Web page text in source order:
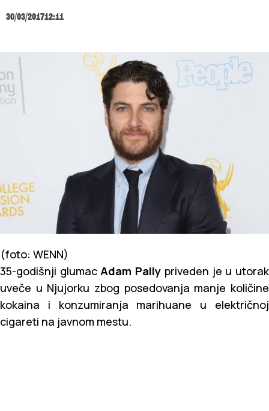
30/03/201712:11
(foto: WENN)
35-godišnji glumac Adam Pally priveden je u utorak
uveče u Njujorku zbog posedovanja manje količine
kokaina i konzumiranja marihuane u električnoj
cigareti na javnom mestu.